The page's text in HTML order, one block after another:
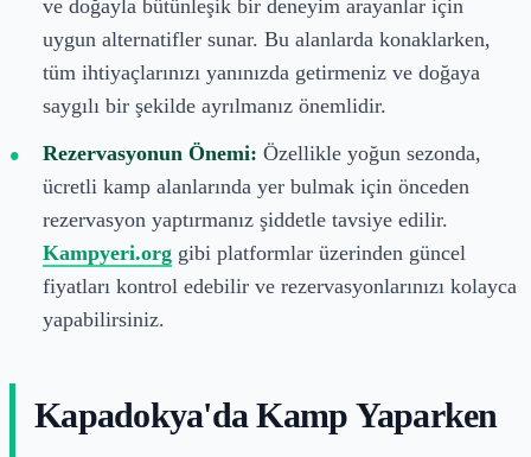
ve doğayla bütünleşik bir deneyim arayanlar için
uygun alternatifler sunar. Bu alanlarda konaklarken,
tüm ihtiyaçlarınızı yanınızda getirmeniz ve doğaya
saygılı bir şekilde ayrılmanız önemlidir.
Rezervasyonun Önemi: Özellikle yoğun sezonda,
ücretli kamp alanlarında yer bulmak için önceden
rezervasyon yaptırmanız şiddetle tavsiye edilir.
Kampyeri.org gibi platformlar üzerinden güncel
fiyatları kontrol edebilir ve rezervasyonlarınızı kolayca
yapabilirsiniz.
Kapadokya'da Kamp Yaparken